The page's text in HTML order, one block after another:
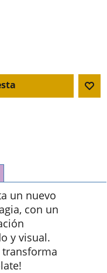
un nuevo
con un
y visual.
transforma